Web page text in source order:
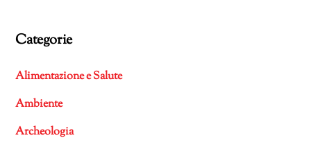
Categorie
Alimentazione e Salute
Ambiente
Archeologia